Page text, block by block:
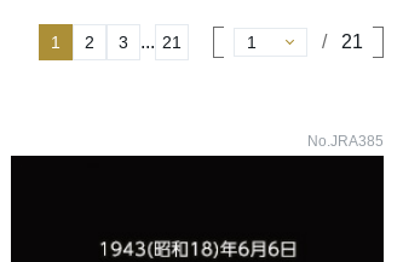
1 2 3 ... 21 21
No.JRA385